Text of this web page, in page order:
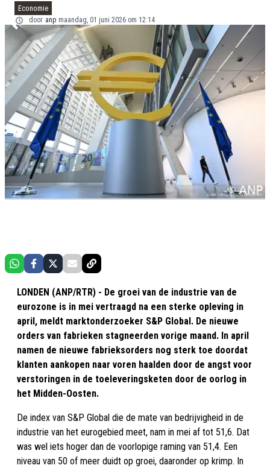
Economie
door anp maandag, 01 juni 2026 om 12:14
LONDEN (ANP/RTR) - De groei van de industrie van de
eurozone is in mei vertraagd na een sterke opleving in
april, meldt marktonderzoeker S&P Global. De nieuwe
orders van fabrieken stagneerden vorige maand. In april
namen de nieuwe fabrieksorders nog sterk toe doordat
klanten aankopen naar voren haalden door de angst voor
verstoringen in de toeleveringsketen door de oorlog in
het Midden-Oosten.
De index van S&P Global die de mate van bedrijvigheid in de
industrie van het eurogebied meet, nam in mei af tot 51,6. Dat
was wel iets hoger dan de voorlopige raming van 51,4. Een
niveau van 50 of meer duidt op groei, daaronder op krimp. In